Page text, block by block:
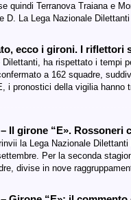
quindi Terranova Traiana e
D. La Lega Nazionale
ecco i gironi. I riflettori
Dilettanti, ha rispettato i tempi
a 162 squadre,
i pronostici della vigilia
Il girone “E». Rossoneri
la Lega Nazionale
Per la seconda
divise in nove